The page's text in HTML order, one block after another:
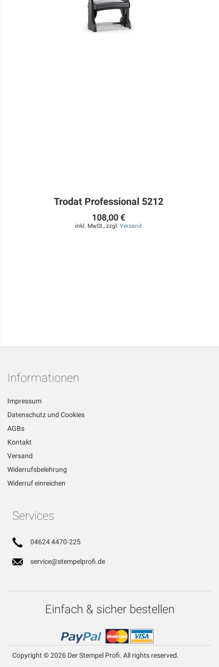
Trodat Professional 5212
108,00 €
inkl. MwSt., zzgl. Versand
Informationen
Impressum
Datenschutz und Cookies
AGBs
Kontakt
Versand
Widerrufsbelehrung
Widerruf einreichen
Services
04624 4470-225
service@stempelprofi.de
Einfach & sicher bestellen
Copyright © 2026 Der Stempel Profi. All rights reserved.